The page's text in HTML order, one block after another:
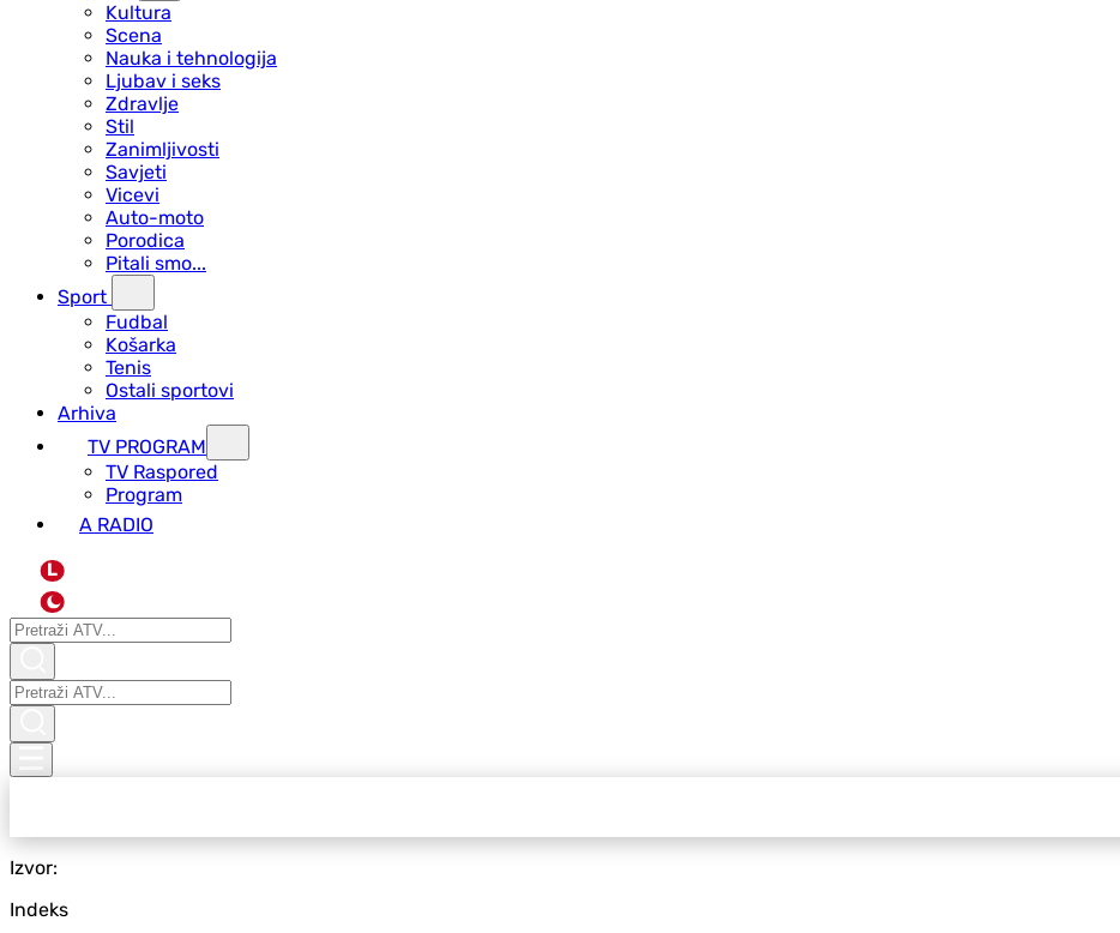
Kultura
Scena
Nauka i tehnologija
Ljubav i seks
Zdravlje
Stil
Zanimljivosti
Savjeti
Vicevi
Auto-moto
Porodica
Pitali smo...
Sport
Fudbal
Košarka
Tenis
Ostali sportovi
Arhiva
TV PROGRAM
ТV Raspored
Program
A RADIO
L
Izvor:
Indeks